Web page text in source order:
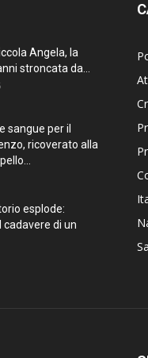
Angela, la
stroncata da...
sangue per il
ricoverato alla
esplode:
cadavere di un